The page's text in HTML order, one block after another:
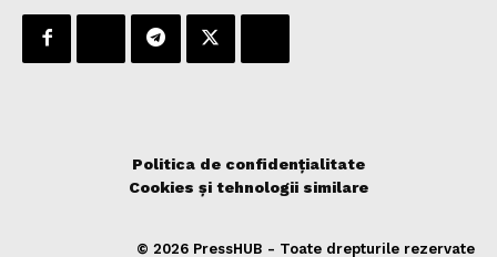
Politica de confidențialitate
Cookies și tehnologii similare
© 2026 PressHUB - Toate drepturile rezervate